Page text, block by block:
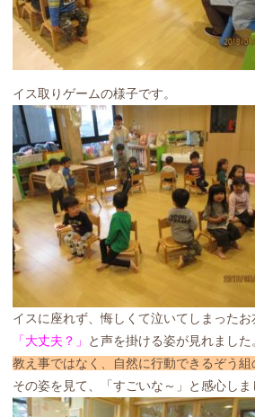
イス取りゲームの様子です。
イスに座れず、悔しくて泣いてしまったお
「大丈夫？」
と声を掛ける姿が見れました
教え事ではなく、自然に行動できるぞう
その姿を見て、「すごいな～」と感心しま